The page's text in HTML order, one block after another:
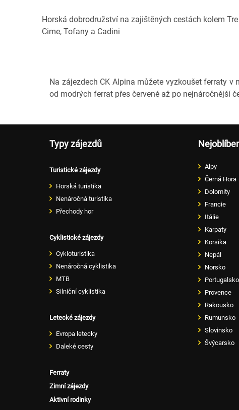
Horská dobrodružství na zajištěných cestách kolem Tre
Cime, Tofany a Cadini
Na zájezdech CK Alpina můžete vyzkoušet ferraty
od modrých ferrat přes červené až po nejnáročnější
Typy zájezdů
Turistické zájezdy
Horská turistika
Nenáročná turistika
Přechody hor
Cyklistické zájezdy
Cykloturistika
Nenáročná cyklistika
MTB
Silniční cyklistika
Letecké zájezdy
Evropa letecky
Daleké cesty
Ferraty
Zimní zájezdy
Aktivní rodinky
Alpy
Černá Hora
Dolomity
Francie
Itálie
Karpaty
Korsika
Nepál
Norsko
Portugalsko
Provence
Rakousko
Rumunsko
Slovinsko
Švýcarsko